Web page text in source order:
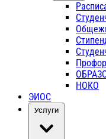
НОКО
ЭИОС
Услуги